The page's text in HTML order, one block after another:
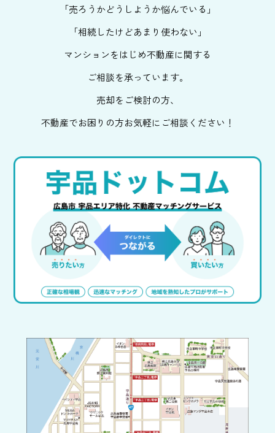
「売ろうかどうしようか悩んでいる」
「相続したけどあまり使わない」
マンションをはじめ不動産に関する
ご相談を承っています。
売却をご検討の方、
不動産でお困りの方お気軽にご相談ください！